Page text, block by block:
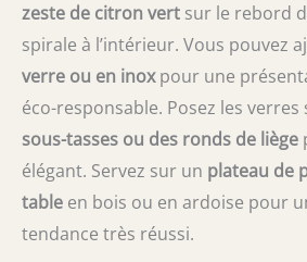
zeste de citron vert sur le rebord
spirale à l’intérieur. Vous pouvez
verre ou en inoxpour une
éco-responsable. Posez les
sous-tasses ou des ronds de liège
élégant. Servez sur un plateau de
table en bois ou en ardoise pour
tendance très réussi.